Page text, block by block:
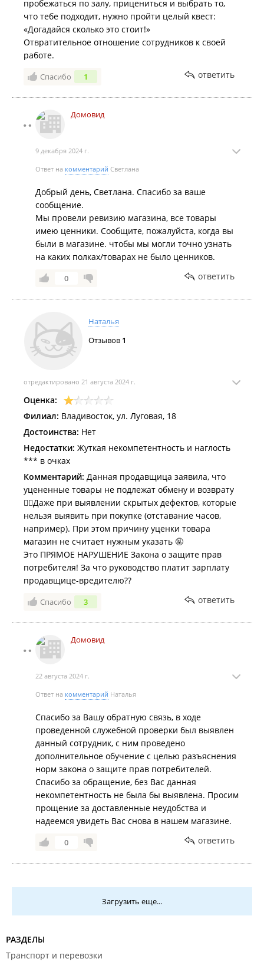
пробежаться по залу, прицениться и выбрать то,
что тебе подходит, нужно пройти целый квест:
«Догадайся сколько это стоит!»
Отвратительное отношение сотрудников к своей
работе.
Спасибо 1 ответить
Домовид
9 декабря 2024 г.
Ответ на комментарий Светлана
Добрый день, Светлана. Спасибо за ваше
сообщение.
Мы провели ревизию магазина, все товары
имею ценники. Сообщите, пожалуйста, когда вы
были в магазине. чтобы мы могли точно узнать
на каких полках/товарах не было ценников.
0 ответить
Наталья
Отзывов 1
отредактировано 21 августа 2024 г.
Оценка:
Филиал: Владивосток, ул. Луговая, 18
Достоинства: Нет
Недостатки: Жуткая некомпетентность и наглость
*** в очках
Комментарий: Данная продавщица заявила, что
уцененные товары не подлежат обмену и возврату
🤦‍♀️Даже при выявлении скрытых дефектов, которые
нельзя выявить при покупке (отставание часов,
например). При этом причину уценки товара
магазин не считает нужным указать 🤬
Это ПРЯМОЕ НАРУШЕНИЕ Закона о защите прав
потребителя! За что руководство платит зарплату
продавщице-вредителю??
Спасибо 3 ответить
Домовид
22 августа 2024 г.
Ответ на комментарий Наталья
Спасибо за Вашу обратную связь, в ходе
проведенной служебной проверки был выявлен
данный сотрудник, с ним проведено
дополнительное обучение с целью разъяснения
норм закона о защите прав потребителей.
Спасибо за обращение, без Вас данная
некомпетентность не была бы выявлена. Просим
прощение за доставленные неудобства и
надеемся увидеть Вас снова в нашем магазине.
0 ответить
Загрузить еще...
РАЗДЕЛЫ
Транспорт и перевозки